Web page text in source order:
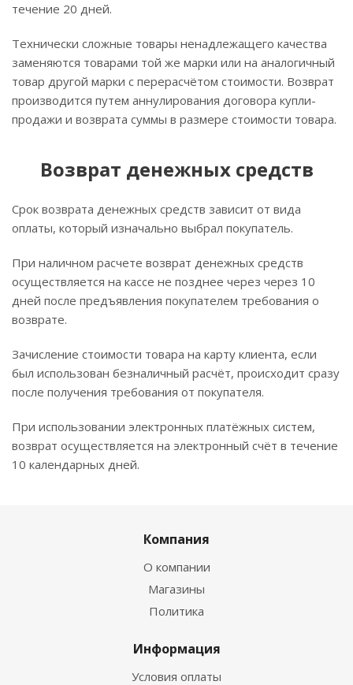
течение 20 дней.
Технически сложные товары ненадлежащего качества
заменяются товарами той же марки или на аналогичный
товар другой марки с перерасчётом стоимости. Возврат
производится путем аннулирования договора купли-
продажи и возврата суммы в размере стоимости товара.
Возврат денежных средств
Срок возврата денежных средств зависит от вида
оплаты, который изначально выбрал покупатель.
При наличном расчете возврат денежных средств
осуществляется на кассе не позднее через через 10
дней после предъявления покупателем требования о
возврате.
Зачисление стоимости товара на карту клиента, если
был использован безналичный расчёт, происходит сразу
после получения требования от покупателя.
При использовании электронных платёжных систем,
возврат осуществляется на электронный счёт в течение
10 календарных дней.
Компания
О компании
Магазины
Политика
Информация
Условия оплаты